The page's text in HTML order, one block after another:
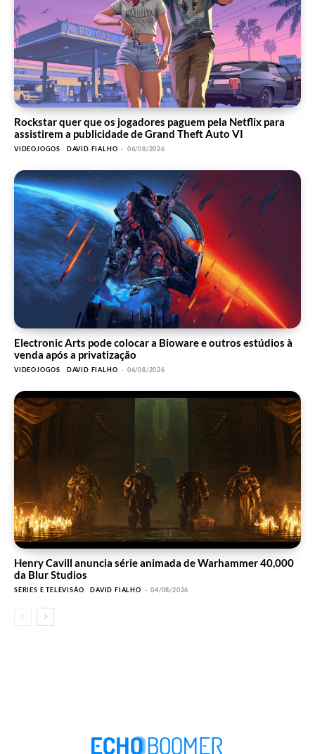
Rockstar quer que os jogadores paguem pela Netflix para
assistirem a publicidade de Grand Theft Auto VI
VIDEOJOGOS DAVID FIALHO - 06/08/2026
Electronic Arts pode colocar a Bioware e outros estúdios à
venda após a privatização
VIDEOJOGOS DAVID FIALHO - 06/08/2026
Henry Cavill anuncia série animada de Warhammer 40,000
da Blur Studios
SÉRIES E TELEVISÃO DAVID FIALHO - 04/08/2026